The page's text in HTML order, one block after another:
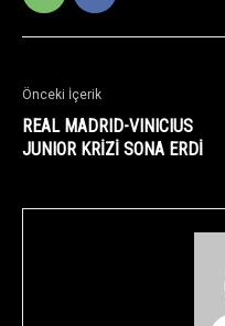
Önceki İçerik
REAL MADRID-VINICIUS
JUNIOR KRİZİ SONA ERDİ